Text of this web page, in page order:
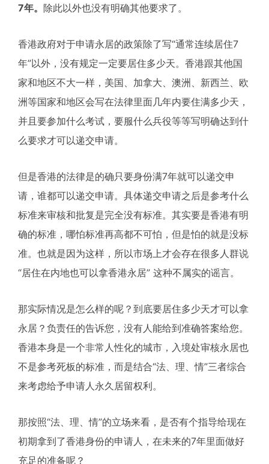
7年。 除此以外也没有明确其他要求了。
香港政府对于申请永居的政策除了写“通常连续居住7
年”以外，没有规定一定要居住多少天。香港跟其他国
家和地区不大一样，美国、加拿大、澳洲、新西兰、欧
洲等国家和地区会写在法律里面几年内要住满多少天，
并且要参加什么考试，要服什么兵役等等写明确达到什
么要求才可以递交申请。
但是香港的法律是的确只要身份满7年就可以递交申
请，谁都可以递交申请。具体递交申请之后是参考什么
标准来审核和批复是完全没有标准。其实要是香港有明
确的标准，哪怕标准再高都不可怕，但是怕的就是没标
准。也就是因为这样，所以市场上才会存在很多人群说
“居住在内地也可以拿香港永居” 这种不属实的谣言。
那实际情况是怎么样的呢？到底要居住多少天才可以拿
永居？负责任的告诉您，没有人能给到准确答案给您。
香港本身是一个非常人性化的城市，入境处审核永居也
不是参考死板的标准，而是结合“法、理、情”三者综合
来考虑给予申请人永久居留权利。
那按照“法、理、情”的立场来看，是否有个指导给现在
初期拿到了香港身份的申请人，在未来的7年里面做好
充足的准备呢？